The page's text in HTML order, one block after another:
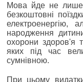
Мова йде не лише
безкоштовні
народження
охорони здоров'я
яких під час
сумнівною.
При цьому